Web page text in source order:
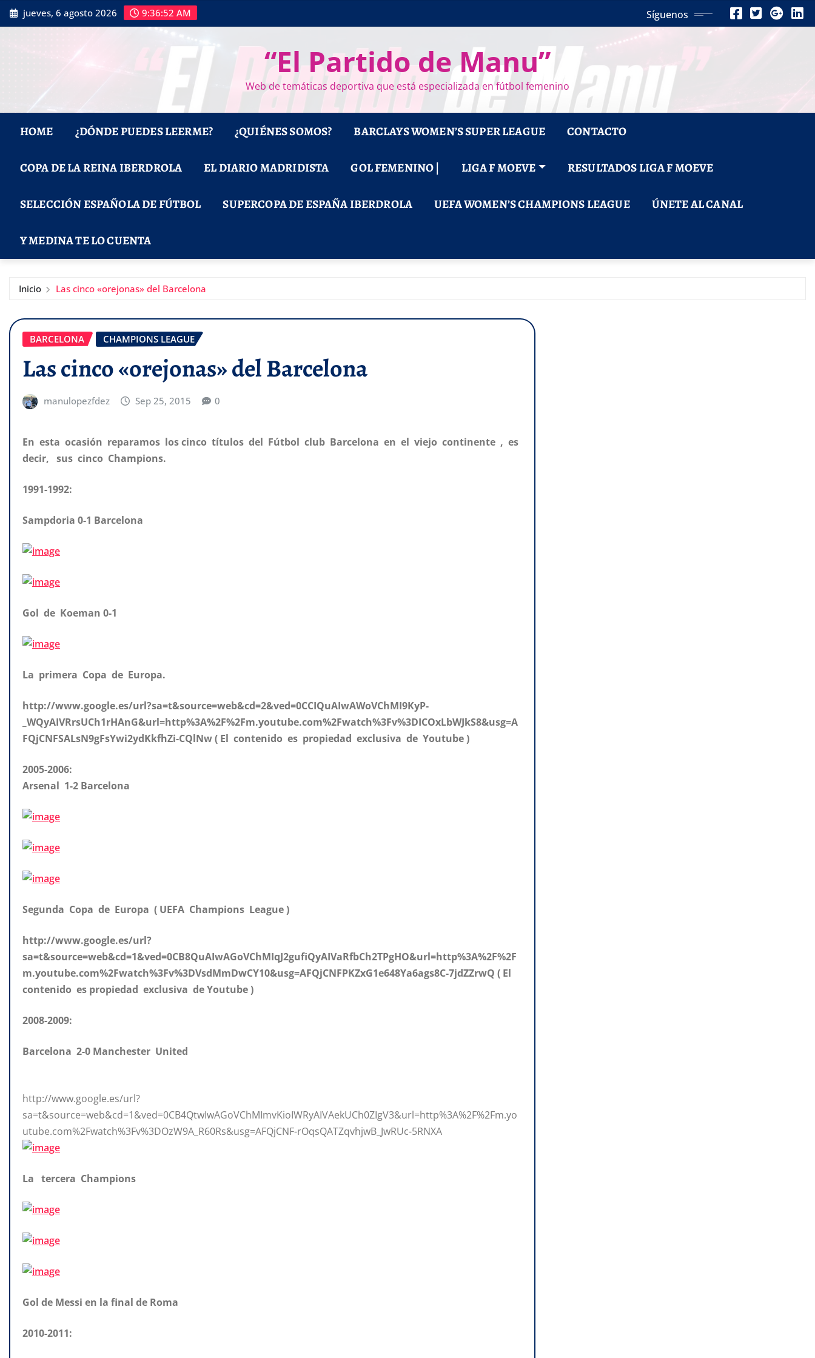
Saltar
al
jueves, 6 agosto 2026 9:36:53 AM Síguenos
“El Partido de Manu”
Web de temáticas deportiva que está especializada en fútbol femenino
HOME ¿DÓNDE PUEDES LEERME? ¿QUIÉNES SOMOS? BARCLAYS WOMEN’S SUPER LEAGUE CONTACTO
COPA DE LA REINA IBERDROLA EL DIARIO MADRIDISTA GOL FEMENINO | LIGA F MOEVE RESULTADOS LIGA F MOEVE
SELECCIÓN ESPAÑOLA DE FÚTBOL SUPERCOPA DE ESPAÑA IBERDROLA UEFA WOMEN’S CHAMPIONS LEAGUE ÚNETE AL CANAL
Y MEDINA TE LO CUENTA
Inicio Las cinco «orejonas» del Barcelona
BARCELONA CHAMPIONS LEAGUE
Las cinco «orejonas» del Barcelona
manulopezfdez Sep 25, 2015 0
En esta ocasión reparamos los cinco títulos del Fútbol club Barcelona en el viejo continente , es
decir, sus cinco Champions.
1991-1992:
Sampdoria 0-1 Barcelona
Gol de Koeman 0-1
La primera Copa de Europa.
http://www.google.es/url?sa=t&source=web&cd=2&ved=0CCIQuAIwAWoVChMI9KyP-
_WQyAIVRrsUCh1rHAnG&url=http%3A%2F%2Fm.youtube.com%2Fwatch%3Fv%3DICOxLbWJkS8&usg=A
FQjCNFSALsN9gFsYwi2ydKkfhZi-CQlNw ( El contenido es propiedad exclusiva de Youtube )
2005-2006:
Arsenal 1-2 Barcelona
Segunda Copa de Europa ( UEFA Champions League )
http://www.google.es/url?
sa=t&source=web&cd=1&ved=0CB8QuAIwAGoVChMIqJ2gufiQyAIVaRfbCh2TPgHO&url=http%3A%2F%2F
m.youtube.com%2Fwatch%3Fv%3DVsdMmDwCY10&usg=AFQjCNFPKZxG1e648Ya6ags8C-7jdZZrwQ ( El
contenido es propiedad exclusiva de Youtube )
2008-2009:
Barcelona 2-0 Manchester United
http://www.google.es/url?
sa=t&source=web&cd=1&ved=0CB4QtwIwAGoVChMImvKioIWRyAIVAekUCh0ZIgV3&url=http%3A%2F%2Fm.yo
utube.com%2Fwatch%3Fv%3DOzW9A_R60Rs&usg=AFQjCNF-rOqsQATZqvhjwB_JwRUc-5RNXA
La tercera Champions
Gol de Messi en la final de Roma
2010-2011: